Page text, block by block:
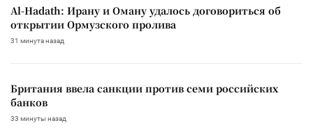
Al-Hadath: Ирану и Оману удалось договориться об
открытии Ормузского пролива
31 минута назад
Британия ввела санкции против семи российских
банков
33 минуты назад